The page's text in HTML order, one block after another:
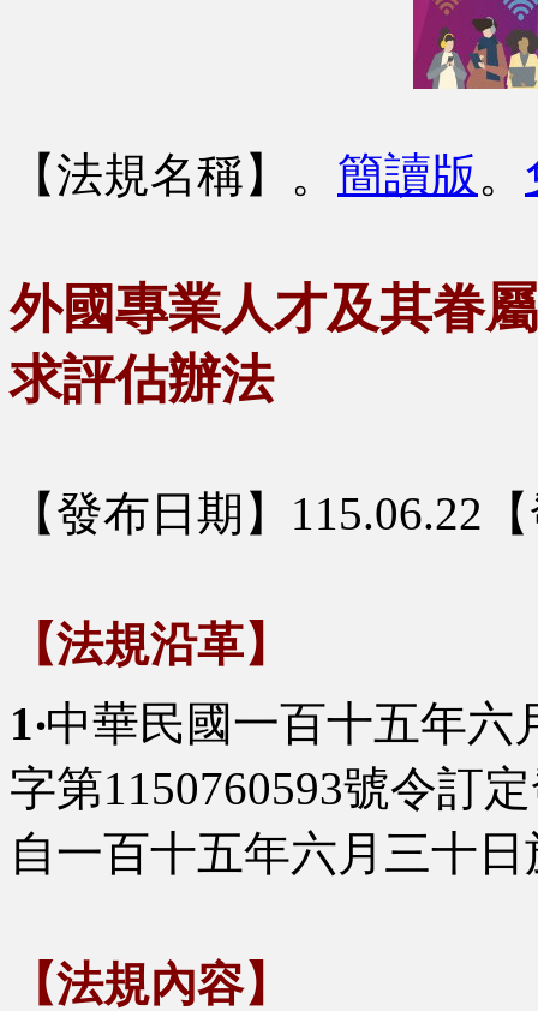
【法規名稱】 。 簡讀版。
外國專業人才及其眷
求評估辦法
【發布日期】115.06.22
【法規沿革】
1‧中華民國一百十五年六
字第1150760593號令訂
自一百十五年六月三十日
【法規內容】